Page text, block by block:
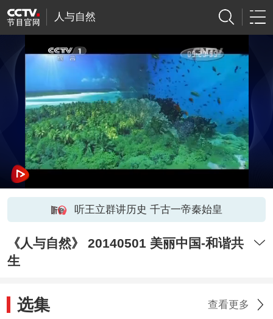
人与自然
听王立群讲历史 千古一帝秦始皇
《人与自然》 20140501 美丽中国-和谐共
生
选集 查看更多